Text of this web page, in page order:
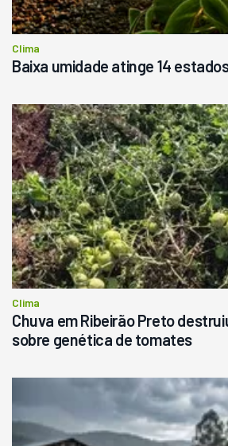
Clima
Baixa umidade atinge 14
Clima
Chuva em Ribeirão Preto
sobre genética de tomates